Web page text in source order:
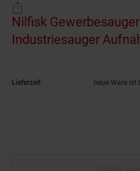
Nilfisk
Industriesauger
Lieferzeit: neue Ware ist